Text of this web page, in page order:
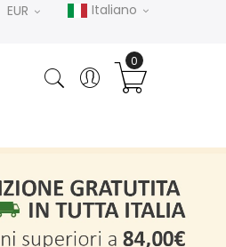
Italiano
EUR